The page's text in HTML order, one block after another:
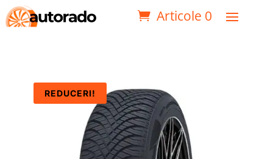
Articole 0
REDUCERI!